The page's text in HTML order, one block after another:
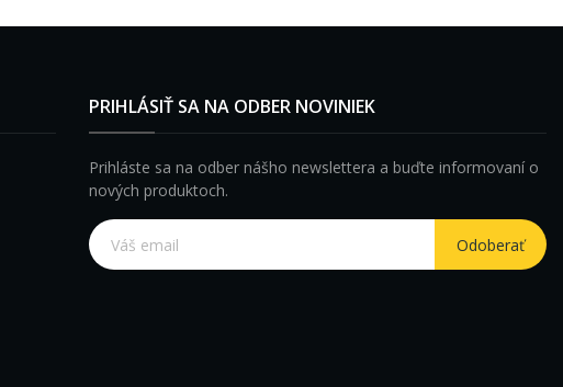
PRIHLÁSIŤ SA NA ODBER NOVINIEK
Prihláste sa na odber nášho newslettera a buďte informovaní o
nových produktoch.
Odoberať